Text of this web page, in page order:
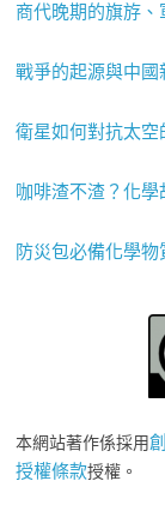
商代晚期的旗斿、
戰爭的起源與中
衛星如何對抗太
咖啡渣不渣？化學
防災包必備化學物
本網站著作係採用
授權條款授權。